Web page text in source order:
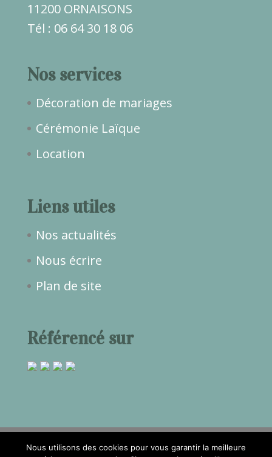
11200 ORNAISONS
Tél : 06 64 30 18 06
Nos services
Décoration de mariages
Cérémonie Laïque
Location
Liens utiles
Nos actualités
Nous écrire
Plan de site
Référencé sur
Nous utilisons des cookies pour vous garantir la meilleure